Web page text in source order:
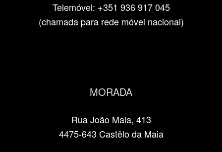
Telemóvel: +351 936 917 045
(chamada para rede móvel nacional)
MORADA
Rua João Maia, 413
4475-643 Castêlo da Maia